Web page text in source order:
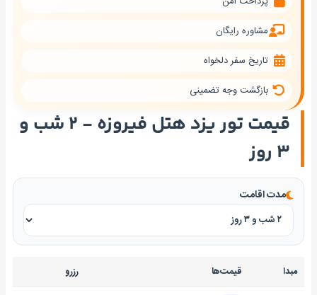
قیمت تور یزد هتل فیروزه - ۲ شب و
۳ روز
مدت اقامت
مبدا قیمت‌ها رزرو
مشاوره رایگان
تاریخ سفر دلخواه
بازگشت وجه تضمینی